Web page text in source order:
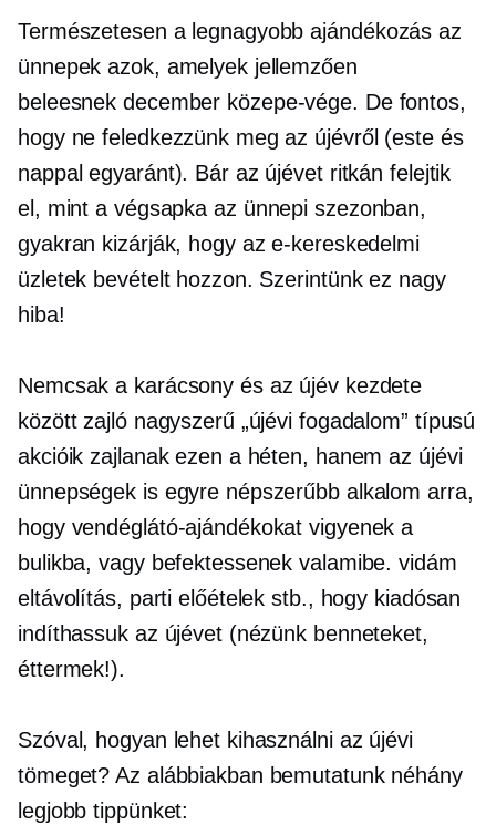
Természetesen a legnagyobbajándékozás az
ünnepek azok, amelyek jellemzően
beleesnekdecember közepe-vége. De fontos,
hogy ne feledkezzünk meg az újévről (este és
nappal egyaránt). Bár az újévet ritkán felejtik
el, mint a végsapkaaz ünnepi szezonban,
gyakran kizárják, hogy az e-kereskedelmi
üzletek bevételt hozzon. Szerintünk ez nagy
hiba!
Nemcsak a karácsony és az újév kezdete
között zajló nagyszerű „újévi fogadalom” típusú
akcióik zajlanak ezen a héten, hanem az újévi
ünnepségek is egyre népszerűbb alkalom arra,
hogy vendéglátó-ajándékokat vigyenek a
bulikba, vagy befektessenek valamibe. vidám
eltávolítás, parti előételek stb., hogy kiadósan
indíthassuk az újévet (nézünk benneteket,
éttermek!).
Szóval, hogyan lehet kihasználni az újévi
tömeget? Az alábbiakban bemutatunk néhány
legjobb tippünket: